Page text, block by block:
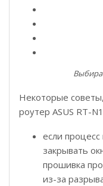
Некоторые
роутер ASUS RT-
если процесс
закрывать
прошивка
из-за